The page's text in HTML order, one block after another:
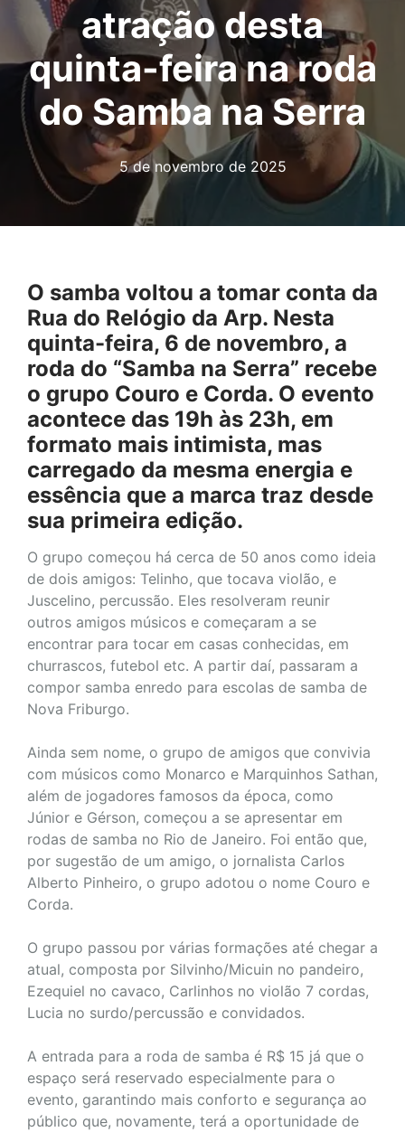
atração desta
quinta-feira na roda
do Samba na Serra
5 de novembro de 2025
O samba voltou a tomar conta da
Rua do Relógio da Arp. Nesta
quinta-feira, 6 de novembro, a
roda do “Samba na Serra” recebe
o grupo Couro e Corda. O evento
acontece das 19h às 23h, em
formato mais intimista, mas
carregado da mesma energia e
essência que a marca traz desde
sua primeira edição.
O grupo começou há cerca de 50 anos como ideia
de dois amigos: Telinho, que tocava violão, e
Juscelino, percussão. Eles resolveram reunir
outros amigos músicos e começaram a se
encontrar para tocar em casas conhecidas, em
churrascos, futebol etc. A partir daí, passaram a
compor samba enredo para escolas de samba de
Nova Friburgo.
Ainda sem nome, o grupo de amigos que convivia
com músicos como Monarco e Marquinhos Sathan,
além de jogadores famosos da época, como
Júnior e Gérson, começou a se apresentar em
rodas de samba no Rio de Janeiro. Foi então que,
por sugestão de um amigo, o jornalista Carlos
Alberto Pinheiro, o grupo adotou o nome Couro e
Corda.
O grupo passou por várias formações até chegar a
atual, composta por Silvinho/Micuin no pandeiro,
Ezequiel no cavaco, Carlinhos no violão 7 cordas,
Lucia no surdo/percussão e convidados.
A entrada para a roda de samba é R$ 15 já que o
espaço será reservado especialmente para o
evento, garantindo mais conforto e segurança ao
público que, novamente, terá a oportunidade de